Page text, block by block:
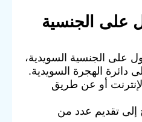
على الجنسية
على الجنسية السويدية،
الهجرة السويدية.
أو عن طريق
إلى تقديم عدد من